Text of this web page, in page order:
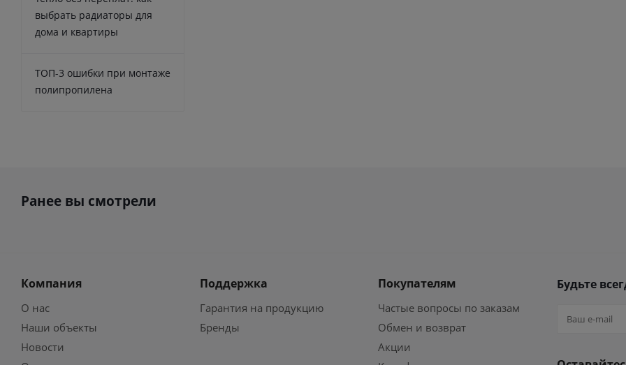
выбрать радиаторы для
дома и квартиры
ТОП-3 ошибки при монтаже
полипропилена
Ранее вы смотрели
Компания
О нас
Наши объекты
Новости
Поддержка
Гарантия на продукцию
Бренды
Покупателям
Частые вопросы по заказам
Обмен и возврат
Акции
Будьте